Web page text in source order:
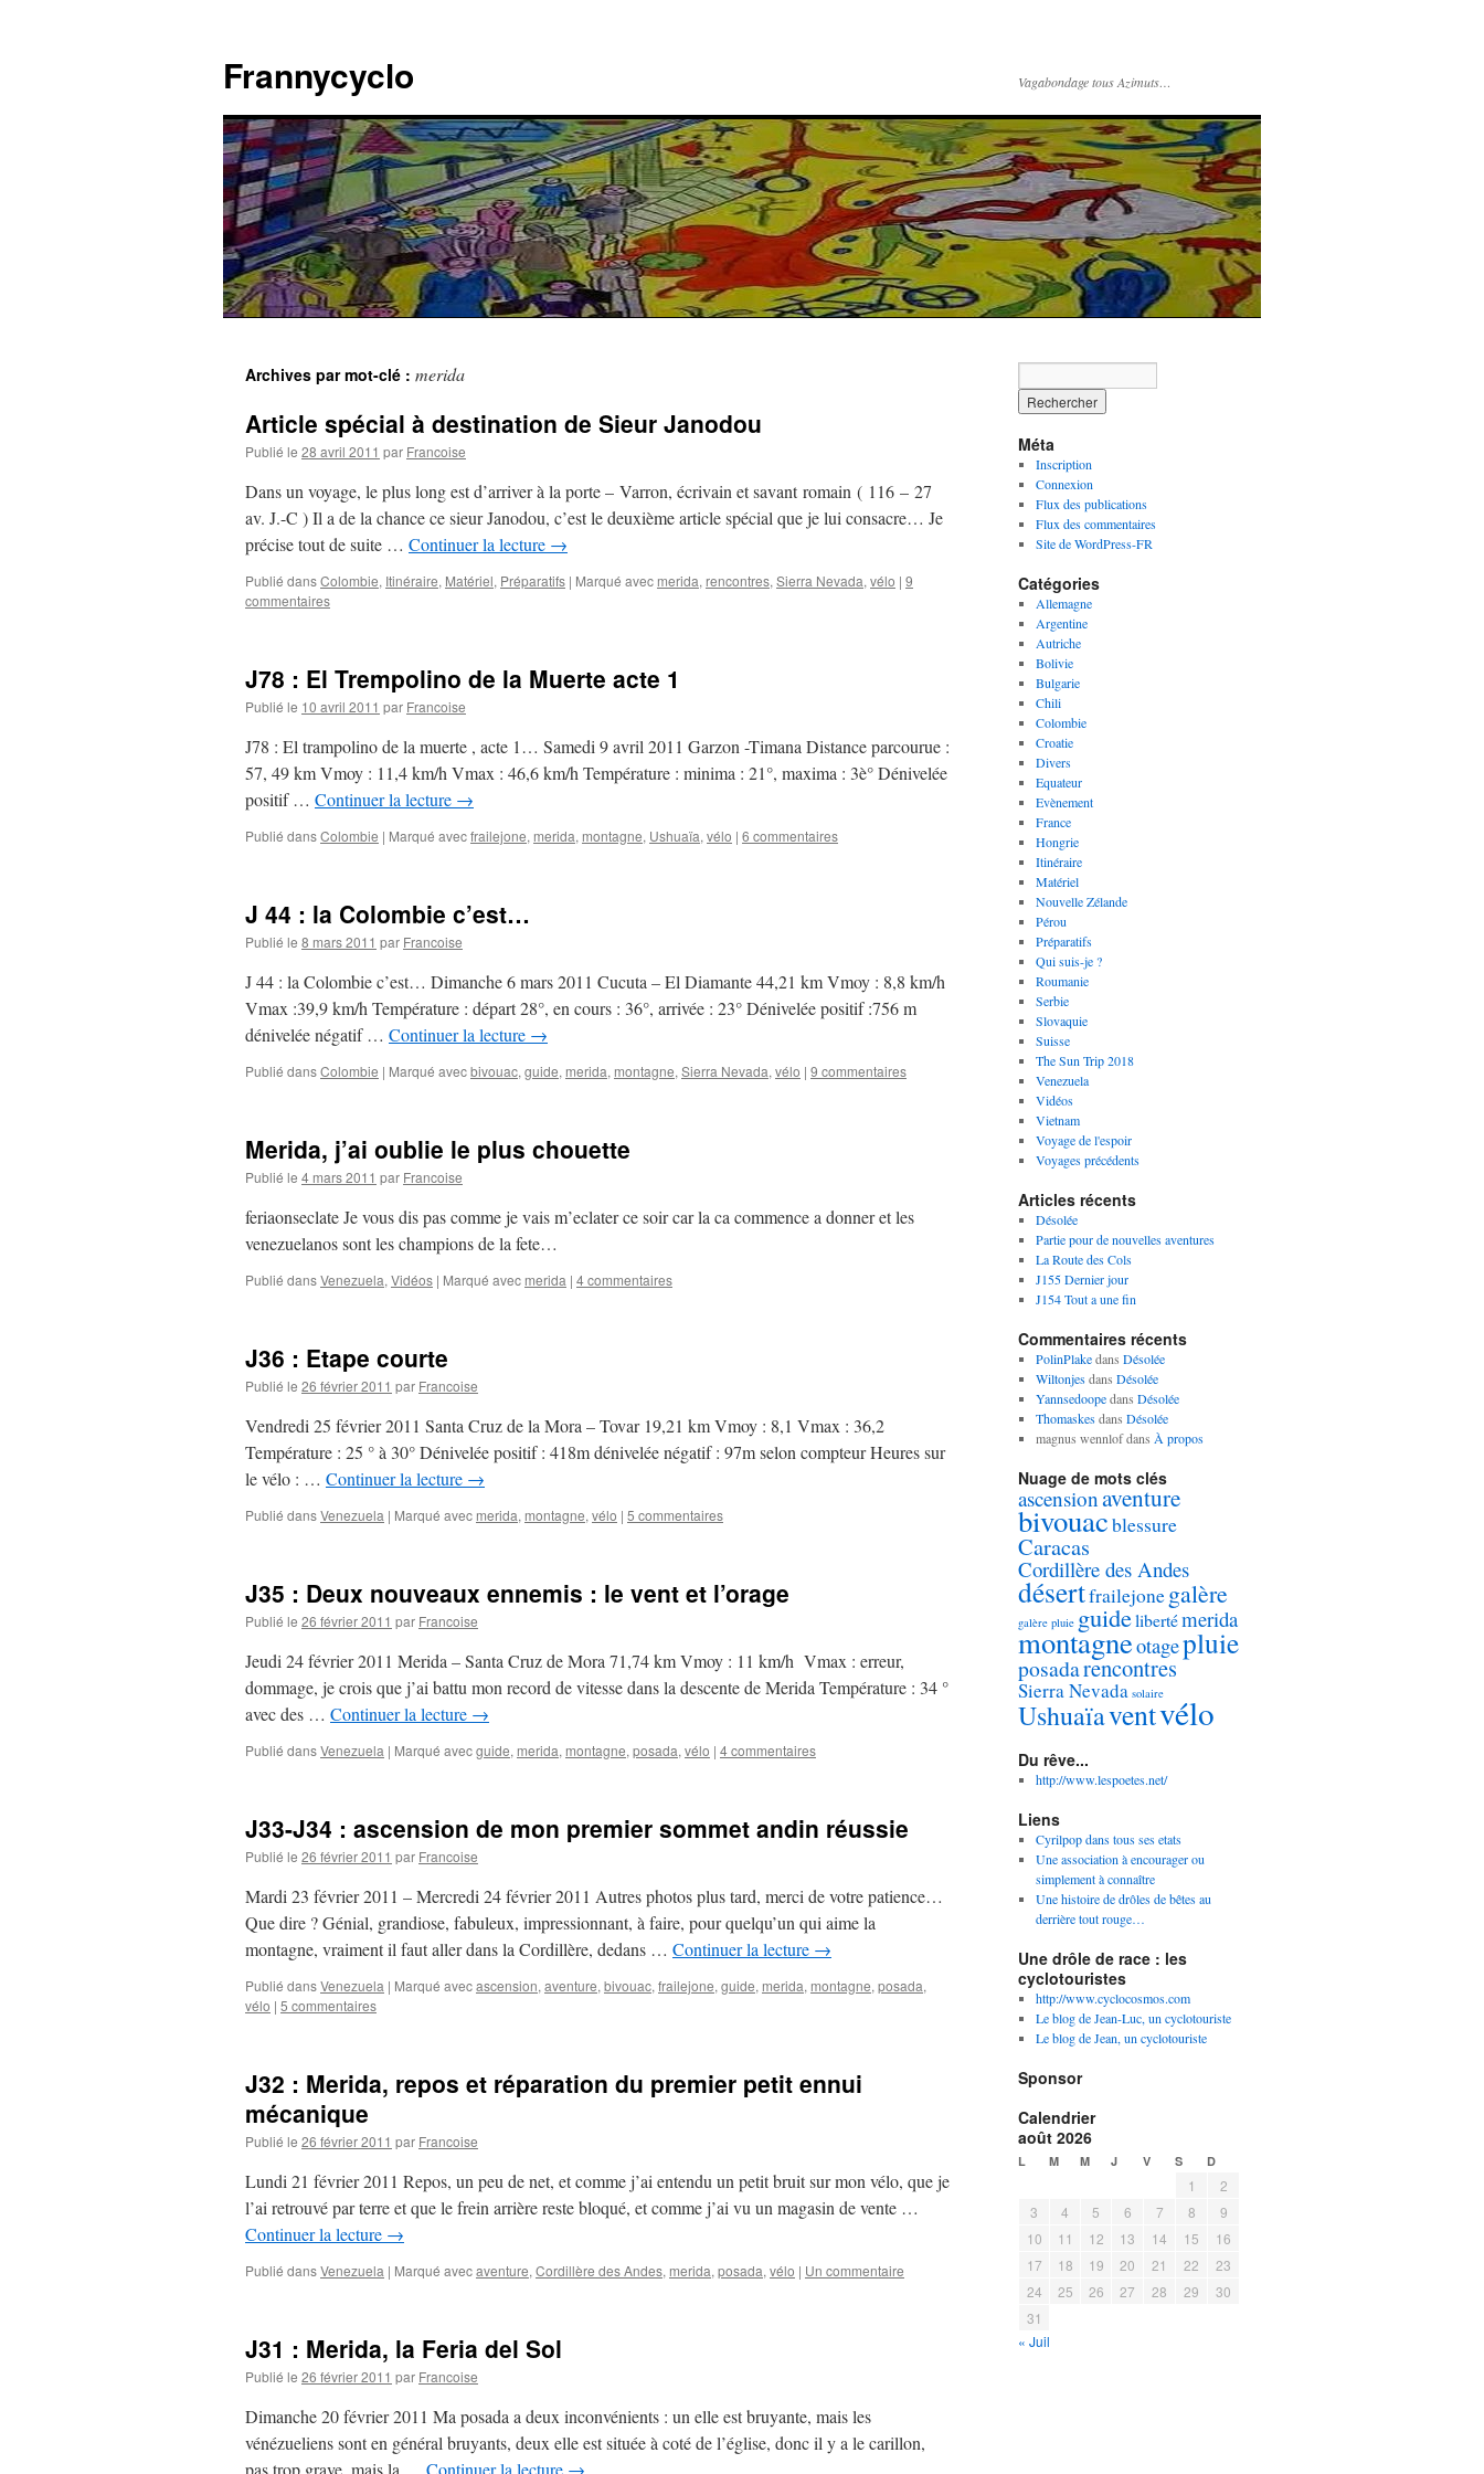
contenu
Frannycyclo Vagabondage tous Azimuts…
Archives par mot-clé : merida
Article spécial à destination de Sieur Janodou
Publié le 28 avril 2011 par Francoise
Dans un voyage, le plus long est d’arriver à la porte – Varron, écrivain et savant romain ( 116 – 27
av. J.-C ) Il a de la chance ce sieur Janodou, c’est le deuxième article spécial que je lui consacre… Je
précise tout de suite … Continuer la lecture →
Publié dansColombie, Itinéraire, Matériel, Préparatifs | Marqué avec merida, rencontres, Sierra Nevada, vélo | 9
commentaires
J78 : El Trempolino de la Muerte acte 1
Publié le 10 avril 2011 par Francoise
J78 : El trampolino de la muerte , acte 1… Samedi 9 avril 2011 Garzon -Timana Distance parcourue :
57, 49 km Vmoy : 11,4 km/h Vmax : 46,6 km/h Température : minima : 21°, maxima : 3è° Dénivelée
positif … Continuer la lecture →
Publié dansColombie | Marqué avecfrailejone, merida, montagne, Ushuaïa, vélo | 6 commentaires
J 44 : la Colombie c’est…
Publié le 8 mars 2011 par Francoise
J 44 : la Colombie c’est… Dimanche 6 mars 2011 Cucuta – El Diamante 44,21 km Vmoy : 8,8 km/h
Vmax :39,9 km/h Température : départ 28°, en cours : 36°, arrivée : 23° Dénivelée positif :756 m
dénivelée négatif … Continuer la lecture →
Publié dansColombie | Marqué avecbivouac, guide, merida, montagne, Sierra Nevada, vélo | 9 commentaires
Merida, j’ai oublie le plus chouette
Publié le 4 mars 2011 par Francoise
feriaonseclate Je vous dis pas comme je vais m’eclater ce soir car la ca commence a donner et les
venezuelanos sont les champions de la fete…
Publié dansVenezuela, Vidéos | Marqué avec merida | 4 commentaires
J36 : Etape courte
Publié le 26 février 2011 par Francoise
Vendredi 25 février 2011 Santa Cruz de la Mora – Tovar 19,21 km Vmoy : 8,1 Vmax : 36,2
Température : 25 ° à 30° Dénivelée positif : 418m dénivelée négatif : 97m selon compteur Heures sur
le vélo : … Continuer la lecture →
Publié dansVenezuela | Marqué avec merida, montagne, vélo | 5 commentaires
J35 : Deux nouveaux ennemis : le vent et l’orage
Publié le 26 février 2011 par Francoise
Jeudi 24 février 2011 Merida – Santa Cruz de Mora 71,74 km Vmoy : 11 km/h Vmax : erreur,
dommage, je crois que j’ai battu mon record de vitesse dans la descente de Merida Température : 34 °
avec des … Continuer la lecture →
Publié dansVenezuela | Marqué avecguide, merida, montagne, posada, vélo | 4 commentaires
J33-J34 : ascension de mon premier sommet andin réussie
Publié le 26 février 2011 par Francoise
Mardi 23 février 2011 – Mercredi 24 février 2011 Autres photos plus tard, merci de votre patience…
Que dire ? Génial, grandiose, fabuleux, impressionnant, à faire, pour quelqu’un qui aime la
montagne, vraiment il faut aller dans la Cordillère, dedans … Continuer la lecture →
Publié dansVenezuela | Marqué avecascension, aventure, bivouac, frailejone, guide, merida, montagne, posada,
vélo | 5 commentaires
J32 : Merida, repos et réparation du premier petit ennui
mécanique
Publié le 26 février 2011 par Francoise
Lundi 21 février 2011 Repos, un peu de net, et comme j’ai entendu un petit bruit sur mon vélo, que je
l’ai retrouvé par terre et que le frein arrière reste bloqué, et comme j’ai vu un magasin de vente …
Continuer la lecture →
Publié dansVenezuela | Marqué avecaventure, Cordillère des Andes, merida, posada, vélo | Un commentaire
J31 : Merida, la Feria del Sol
Publié le 26 février 2011 par Francoise
Dimanche 20 février 2011 Ma posada a deux inconvénients : un elle est bruyante, mais les
vénézueliens sont en général bruyants, deux elle est située à coté de l’église, donc il y a le carillon,
pas trop grave, mais la … Continuer la lecture →
Méta
Inscription
Connexion
Flux des publications
Flux des commentaires
Site de WordPress-FR
Catégories
Allemagne
Argentine
Autriche
Bolivie
Bulgarie
Chili
Colombie
Croatie
Divers
Equateur
Evènement
France
Hongrie
Itinéraire
Matériel
Nouvelle Zélande
Pérou
Préparatifs
Qui suis-je ?
Roumanie
Serbie
Slovaquie
Suisse
The Sun Trip 2018
Venezuela
Vidéos
Vietnam
Voyage de l'espoir
Voyages précédents
Articles récents
Désolée
Partie pour de nouvelles aventures
La Route des Cols
J155 Dernier jour
J154 Tout a une fin
Commentaires récents
PolinPlakedans Désolée
Wiltonjesdans Désolée
Yannsedoopedans Désolée
Thomaskesdans Désolée
magnus wennlofdans À propos
Nuage de mots clés
ascensionaventure
bivouacblessure
Caracas
Cordillère des Andes
désertfrailejonegalère
galère pluie guidelibertémerida
montagneotagepluie
posadarencontres
Sierra Nevada solaire
Ushuaïaventvélo
Du rêve...
http://www.lespoetes.net/
Liens
Cyrilpop dans tous ses etats
Une association à encourager ou
simplement à connaître
Une histoire de drôles de bêtes au
derrière tout rouge…
Une drôle de race : les
cyclotouristes
http://www.cyclocosmos.com
Le blog de Jean-Luc, un cyclotouriste
Le blog de Jean, un cyclotouriste
Sponsor
Calendrier
août 2026
L M M J V S D
1
2
3
4 5 6 7 8
9
10
11 12 13 14 15
16
17
18 19 20 21 22
23
24
25 26 27 28 29
30
31
« Juil